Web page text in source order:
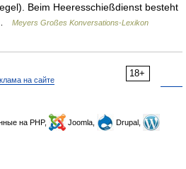
Beim Heeresschießdienst besteht
Meyers Großes Konversations-Lexikon
18+
на сайте
на PHP, Joomla,
Drupal,